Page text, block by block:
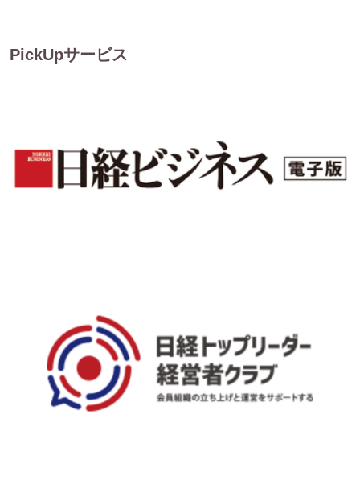
PickUpサービス